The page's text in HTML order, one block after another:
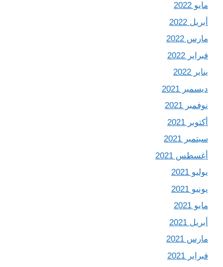
مايو 2022
أبريل 2022
مارس 2022
فبراير 2022
يناير 2022
ديسمبر 2021
نوفمبر 2021
أكتوبر 2021
سبتمبر 2021
أغسطس 2021
يوليو 2021
يونيو 2021
مايو 2021
أبريل 2021
مارس 2021
فبراير 2021